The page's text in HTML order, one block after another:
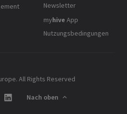
Newsletter
myhive App
Nutzungsbedingungen
All Rights Reserved
Nach oben